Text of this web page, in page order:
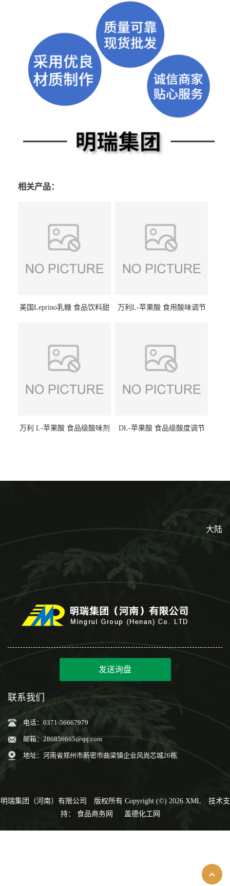
相关产品：
美国Leprino乳糖 食品饮料甜
万利L-苹果酸 食用酸味调节
万利 L-苹果酸 食品级酸味剂
DL-苹果酸 食品级酸度调节
大陆
发送询盘
联系我们
电话：0371-56667979
邮箱： 286856665@qq.com
地址：河南省郑州市新密市曲梁镇企业风尚芯城26栋
明瑞集团（河南）有限公司 版权所有 Copyright (©) 2026 XML
技术支
持： 食品商务网 盖德化工网